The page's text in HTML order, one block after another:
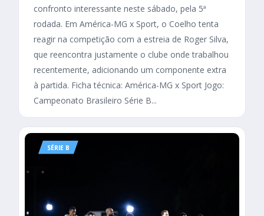
confronto interessante neste sábado, pela 5ª
rodada. Em América-MG x Sport, o Coelho tenta
reagir na competição com a estreia de Roger Silva,
que reencontra justamente o clube onde trabalhou
recentemente, adicionando um componente extra
à partida. Ficha técnica: América-MG x Sport Jogo:
Campeonato Brasileiro Série B...
SÉRIE B